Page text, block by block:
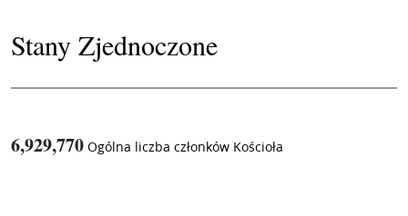
Stany Zjednoczone
6,929,770 Ogólna liczba członków Kościoła